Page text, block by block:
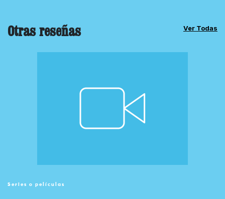
Otras reseñas Ver Todas
Series o películas